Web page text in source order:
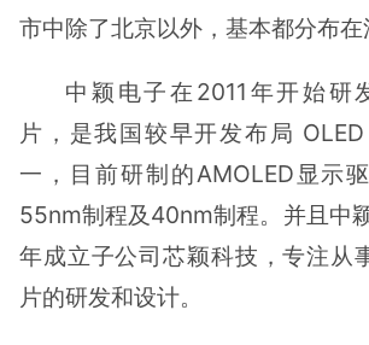
市中除了北京以外，基本都分布在
中颖电子在2011年开始研
片，是我国较早开发布局
一，目前研制的AMOLED显示
55nm制程及40nm制程。并且中
年成立子公司芯颖科技，专注从
片的研发和设计。